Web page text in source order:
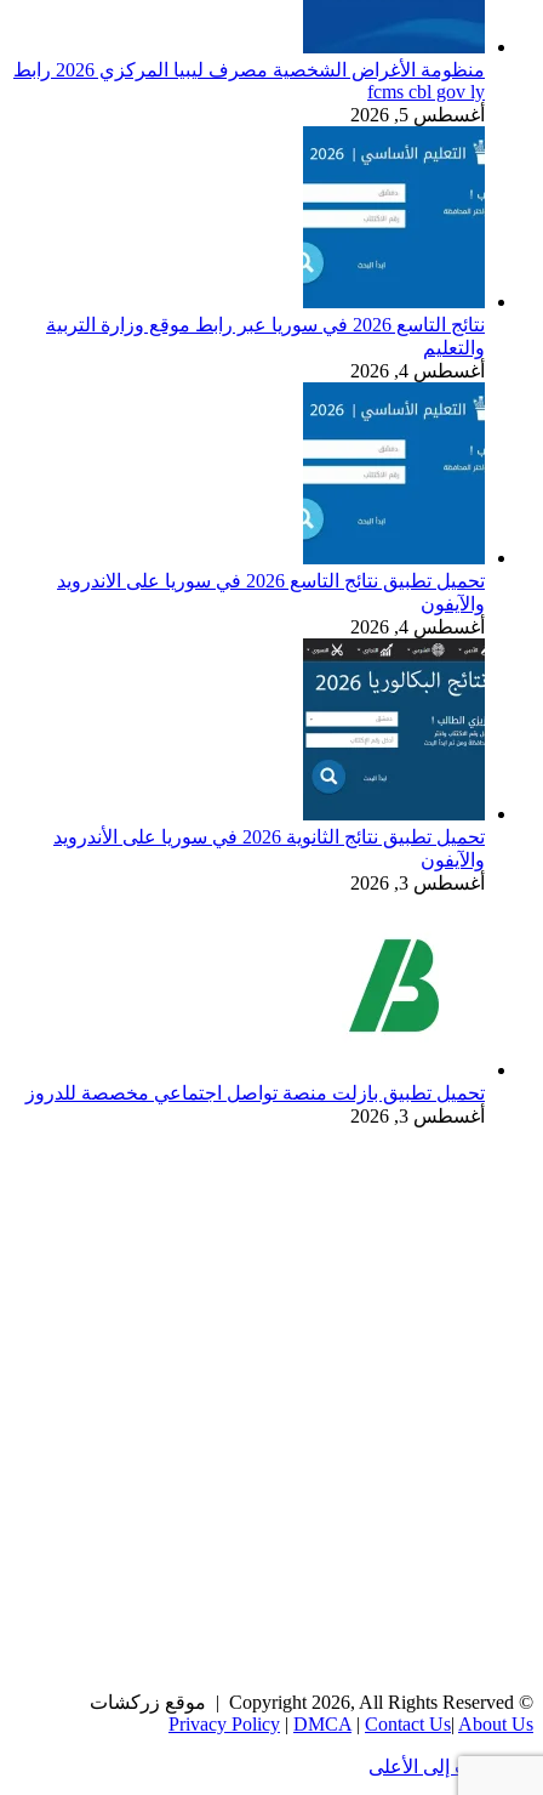
منظومة الأغراض الشخصية مصرف ليبيا المركزي 2026 رابط
fcms cbl gov ly
أغسطس 5, 2026
نتائج التاسع 2026 في سوريا عبر رابط موقع وزارة التربية
والتعليم
أغسطس 4, 2026
تحميل تطبيق نتائج التاسع 2026 في سوريا على الاندرويد
والآيفون
أغسطس 4, 2026
تحميل تطبيق نتائج الثانوية 2026 في سوريا على الأندرويد
والآيفون
أغسطس 3, 2026
تحميل تطبيق بازلت منصة تواصل اجتماعي مخصصة للدروز
أغسطس 3, 2026
© Copyright 2026, All Rights Reserved | موقع زركشات
Privacy Policy | DMCA | Contact Us| About Us
زر الذهاب إلى الأعلى